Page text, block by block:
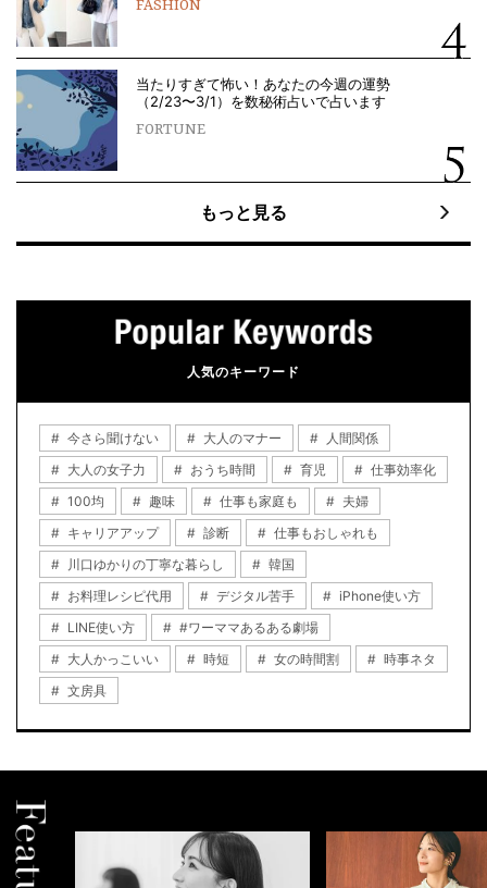
FASHION
当たりすぎて怖い！あなたの今週の運勢
（2/23〜3/1）を数秘術占いで占います
FORTUNE
もっと見る
人気のキーワード
今さら聞けない 大人のマナー
人間関係
大人の女子力
おうち時間 育児
仕事効率化
100均
趣味 仕事も家庭も
夫婦
キャリアアップ
診断
仕事もおしゃれも
川口ゆかりの丁寧な暮らし
韓国
お料理レシピ代用
デジタル苦手
iPhone使い方
LINE使い方
#ワーママあるある劇場
大人かっこいい
時短 女の時間割
時事ネタ
文房具